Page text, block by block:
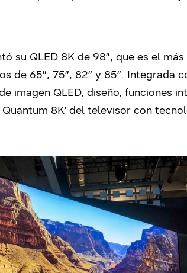
su QLED 8K de 98″, que es el
de 65″, 75″, 82″ y 85″. Integrada
imagen QLED, diseño, funciones
8K’ del televisor con